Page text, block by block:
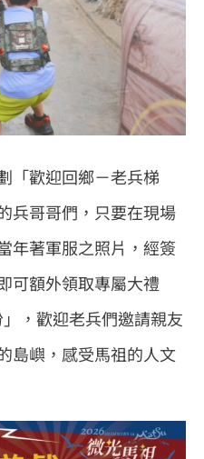
「歡迎回鄉－老兵梯
兵哥哥們，只要在現場
年著軍服之照片，經簽
可額外領取專屬大禮
，歡迎老兵們邀請親友
島嶼，感受馬祖的人文